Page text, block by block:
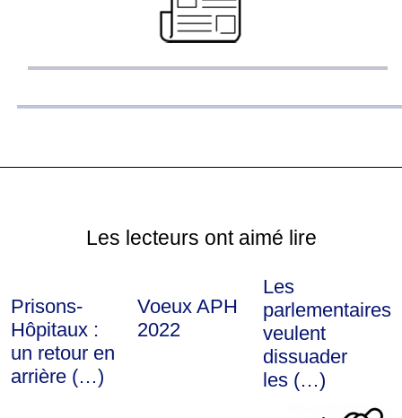
Les lecteurs ont aimé lire
Prisons-
Hôpitaux :
un retour en
arrière (…)
Voeux APH
2022
Les
parlementaires
veulent
dissuader
les (…)